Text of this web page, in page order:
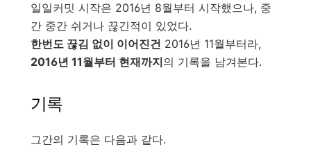
일일커밋 시작은 2016년 8월부터 시작했으나, 중
간 중간 쉬거나 끊긴적이 있었다.
한번도 끊김 없이 이어진건 2016년 11월부터라,
2016년 11월부터 현재까지의 기록을 남겨본다.
기록
그간의 기록은 다음과 같다.